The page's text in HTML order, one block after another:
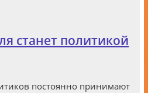
станет политикой
постоянно принимают